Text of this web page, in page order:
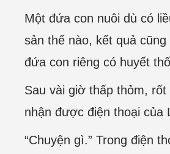
Một đứa con nuôi dù có
sản thế nào, kết quả cũng
đứa con riêng có huyết
Sau vài giờ thấp thỏm, rốt
nhận được điện thoại của
“Chuyện gì.” Trong điện